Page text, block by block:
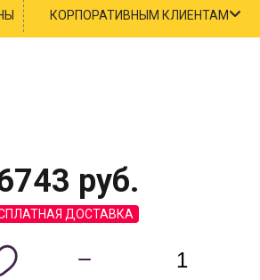
КОРПОРАТИВНЫМ КЛИЕНТАМ
руб.
ДОСТАВКА